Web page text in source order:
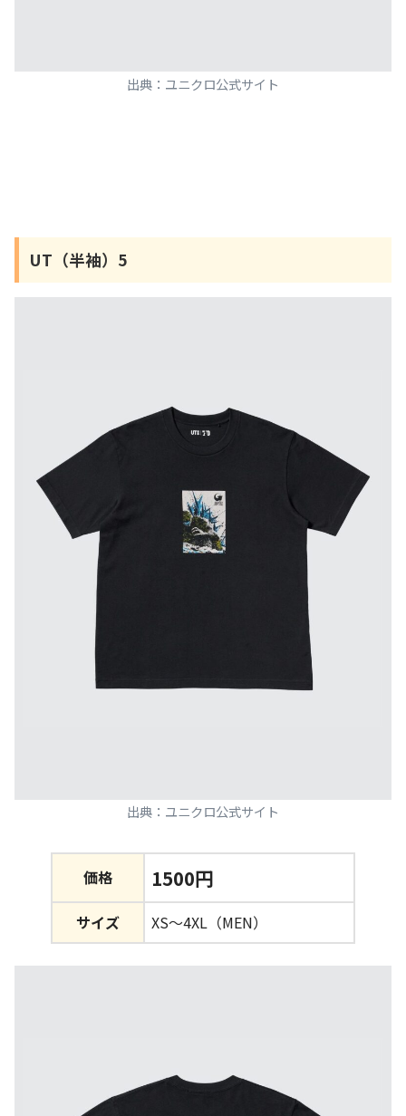
出典：ユニクロ公式サイト
UT（半袖）5
出典：ユニクロ公式サイト
価格 1500円
サイズ XS～4XL（MEN）